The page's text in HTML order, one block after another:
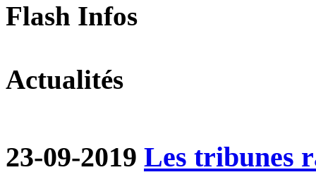
Flash Infos
Actualités
23-09-2019 Les tribunes